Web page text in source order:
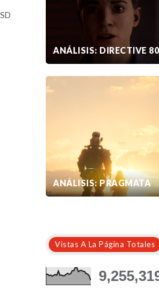
ANÁLISIS: DIRECTIVE
ANÁLISIS: PRAGMATA
Vistas A La Página Totales